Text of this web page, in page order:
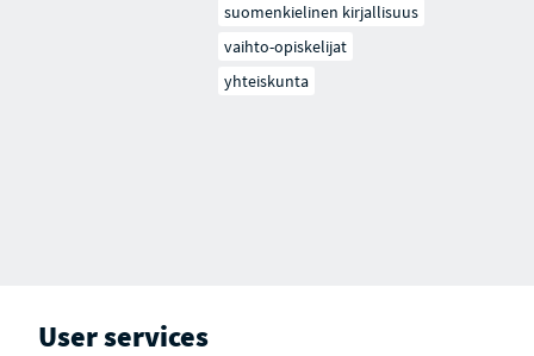
suomenkielinen kirjallisuus
vaihto-opiskelijat
yhteiskunta
User services